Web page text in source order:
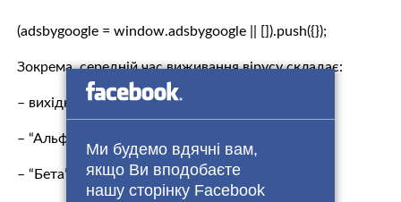
Ми будемо вдячні вам,
якщо Ви вподобаєте
нашу сторінку Facebook
(adsbygoogle = window.adsbygoogle || []).push({});
Зокрема, середній час виживання вірусу складає:
– вихідний штам – 56 годин;
– “Альфа” – 191,3 год.;
– “Бета” – 156, 6 год.;